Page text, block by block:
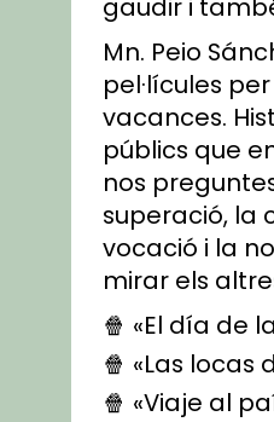
gaudir i
Mn. Peio
pel·lícules
vacances.
públics que
nos
superació, la
vocació i la
mirar els
🍿 «El día de
🍿 «Las locas
🍿 «Viaje al